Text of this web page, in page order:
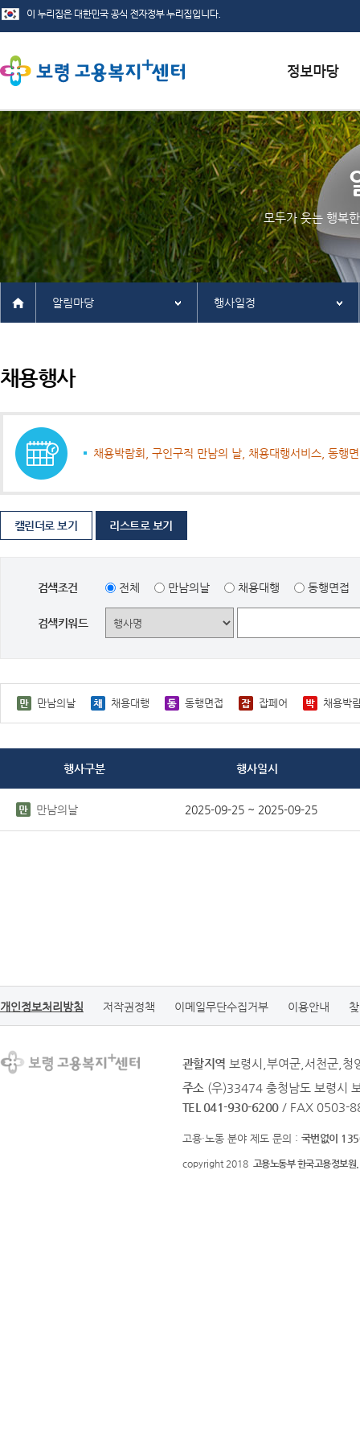
서식자료실
채용정보
인재정보
관련사이트
모두가 웃는 행복
알림마당 행사일정
채용행사
채용박람회, 구인구직 만남의 날, 채용대행서비스, 동행
캘린더로 보기 리스트로 보기
검색조건 전체 만남의날 채용대행 동행면접
검색키워드
만남의날 채용대행 동행면접 잡페어 채용박
행사구분 행사일시
만남의날 2025-09-25 ~ 2025-09-25
개인정보처리방침 저작권정책 이메일무단수집거부 이용안내
관할지역 보령시,부여군,서천군,청
주소 (우)33474 충청남도 보령시
TEL 041-930-6200 / FAX 0503-
고용·노동 분야 제도 문의 : 국번없이
copyright 2018 고용노동부 한국고용정보원.